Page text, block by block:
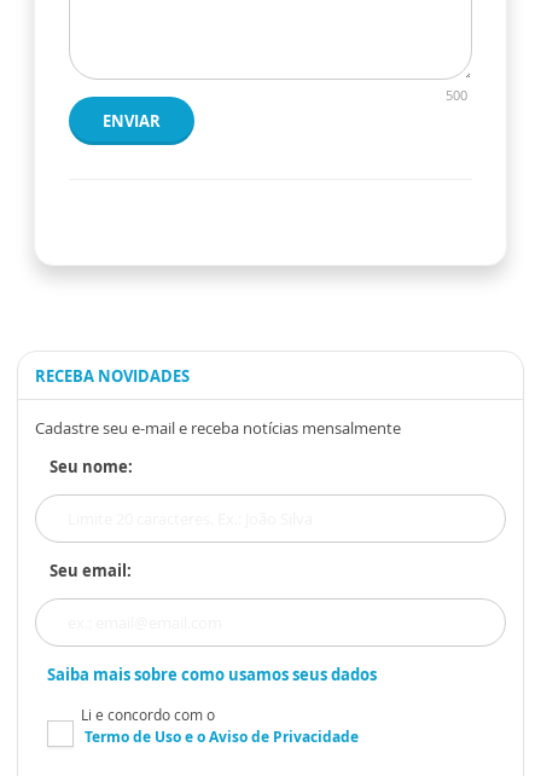
500
ENVIAR
RECEBA NOVIDADES
Cadastre seu e-mail e receba notícias mensalmente
Seu nome:
Seu email:
Saiba mais sobre como usamos seus dados
Li e concordo com o
Termo de Usoe oAviso de Privacidade